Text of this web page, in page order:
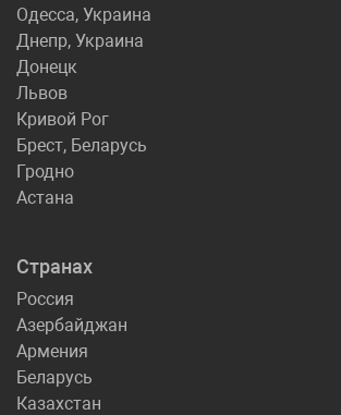
Одесса, Украина
Днепр, Украина
Донецк
Львов
Кривой Рог
Брест, Беларусь
Гродно
Астана
Странах
Россия
Азербайджан
Армения
Беларусь
Казахстан